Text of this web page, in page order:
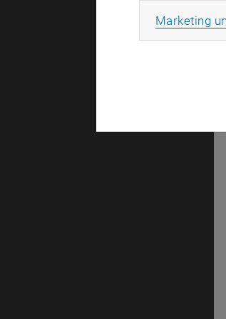
Marketing